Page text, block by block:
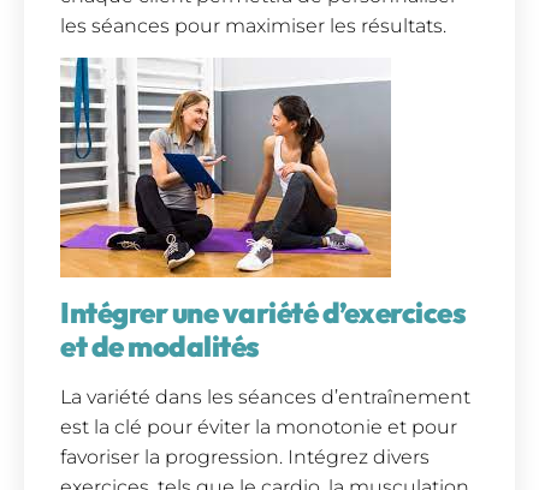
les séances pour maximiser les résultats.
Intégrer une variété d’exercices
et de modalités
La variété dans les séances d’entraînement
est la clé pour éviter la monotonie et pour
favoriser la progression. Intégrez divers